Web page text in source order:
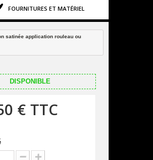
FOURNITURES ET MATÉRIEL
satinée application rouleau ou
DISPONIBLE
€ TTC